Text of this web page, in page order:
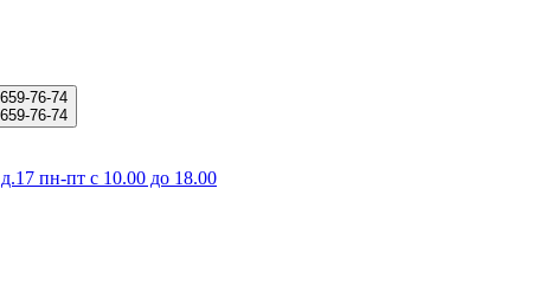
659-76-74
659-76-74
пн-пт с 10.00 до 18.00